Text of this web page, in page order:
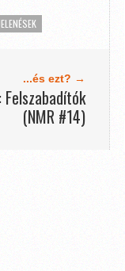
...és ezt? →
(NMR #14)